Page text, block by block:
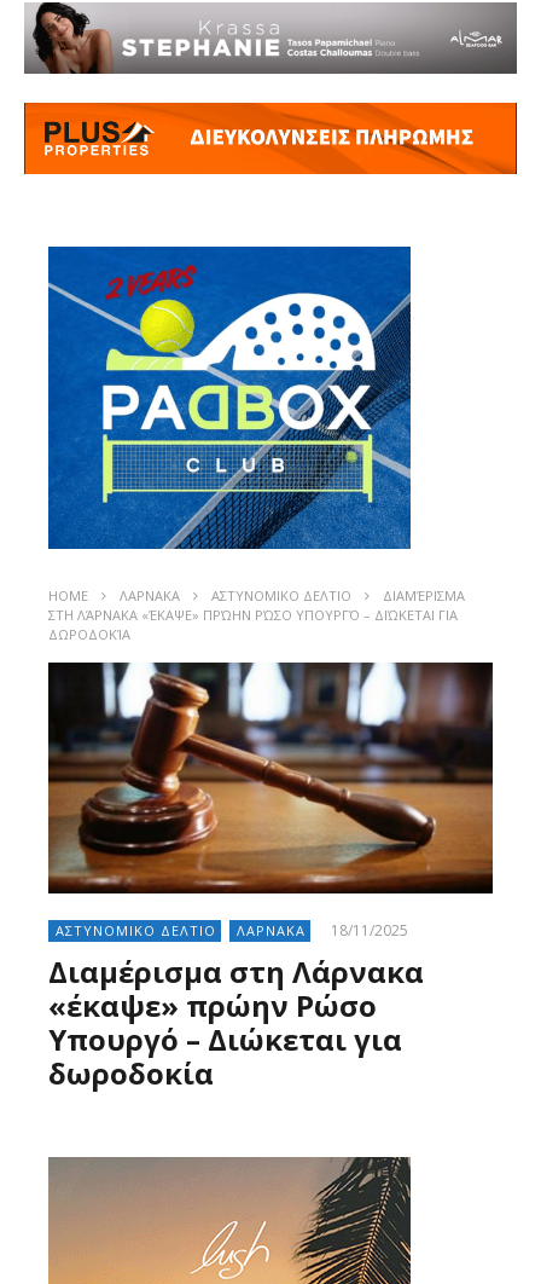
HOME ΛΑΡΝΑΚΑ ΑΣΤΥΝΟΜΙΚΟ ΔΕΛΤΙΟ
ΔΙΑΜΈΡΙΣΜΑ
ΣΤΗ ΛΆΡΝΑΚΑ «ΈΚΑΨΕ» ΠΡΏΗΝ ΡΏΣΟ ΥΠΟΥΡΓΌ – ΔΙΏΚΕΤΑΙ ΓΙΑ
ΔΩΡΟΔΟΚΊΑ
ΑΣΤΥΝΟΜΙΚΟ ΔΕΛΤΙΟ ΛΑΡΝΑΚΑ 18/11/2025
Διαμέρισμα στη Λάρνακα
«έκαψε» πρώην Ρώσο
Υπουργό – Διώκεται για
δωροδοκία